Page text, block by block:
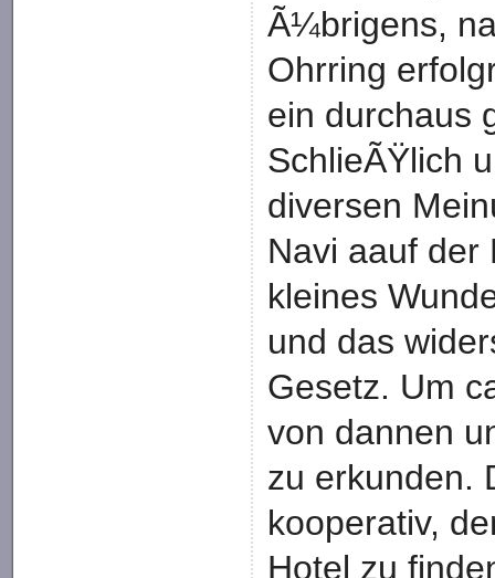
Ã¼brigens,
Ohrring
ein durchaus
SchlieÃŸlich
diversen
Navi aauf der
kleines
und das
Gesetz. Um
von dannen
zu erkunden.
kooperativ,
Hotel zu